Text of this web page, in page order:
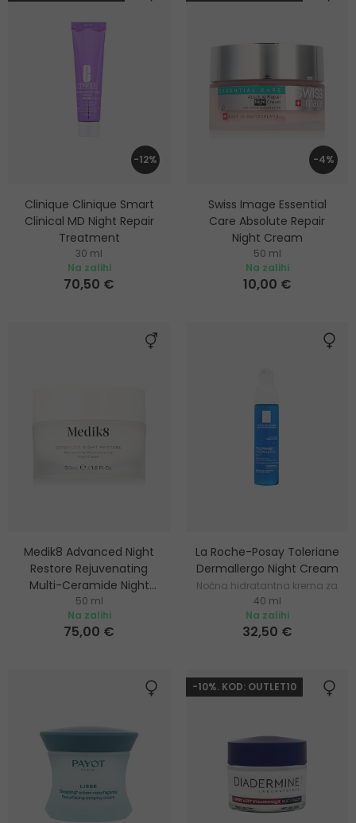
-12%
Clinique Clinique Smart
Clinical MD Night Repair
Treatment
Obnavljajuća noćna krema
za pomlađivanje kože
30 ml
Na zalihi
70,50 €
-4%
Swiss Image Essential
Care Absolute Repair
Night Cream
Regenerirajuća noćna krema
50 ml
Na zalihi
10,00 €
Medik8 Advanced Night
Restore Rejuvenating
Multi-Ceramide Night
Cream
Noćna krema
50 ml
Na zalihi
75,00 €
La Roche-Posay Toleriane
Dermallergo Night Cream
Noćna hidratantna krema za
vrlo osjetljivu kožu
40 ml
Na zalihi
32,50 €
-10%. KOD: OUTLET10